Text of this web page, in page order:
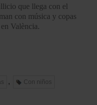
que llega con el
con música y copas
València.
, Con niños